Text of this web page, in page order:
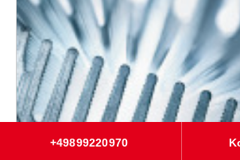
+49899220970